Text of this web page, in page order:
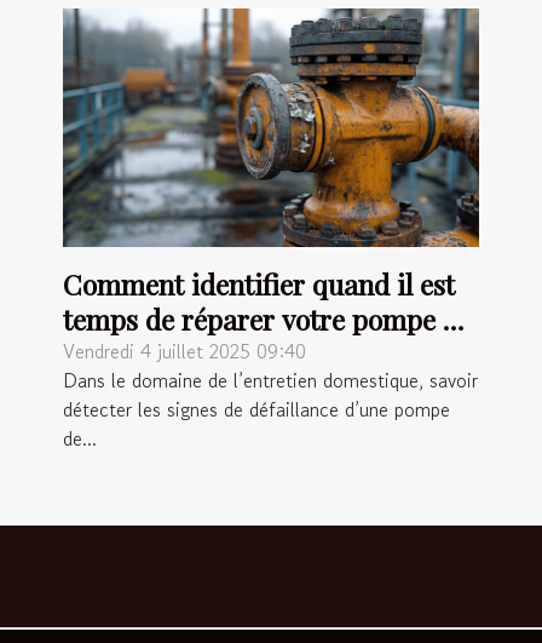
Comment identifier quand il est
temps de réparer votre pompe de
relevage ?
Vendredi 4 juillet 2025 09:40
Dans le domaine de l’entretien domestique, savoir
détecter les signes de défaillance d’une pompe
de...